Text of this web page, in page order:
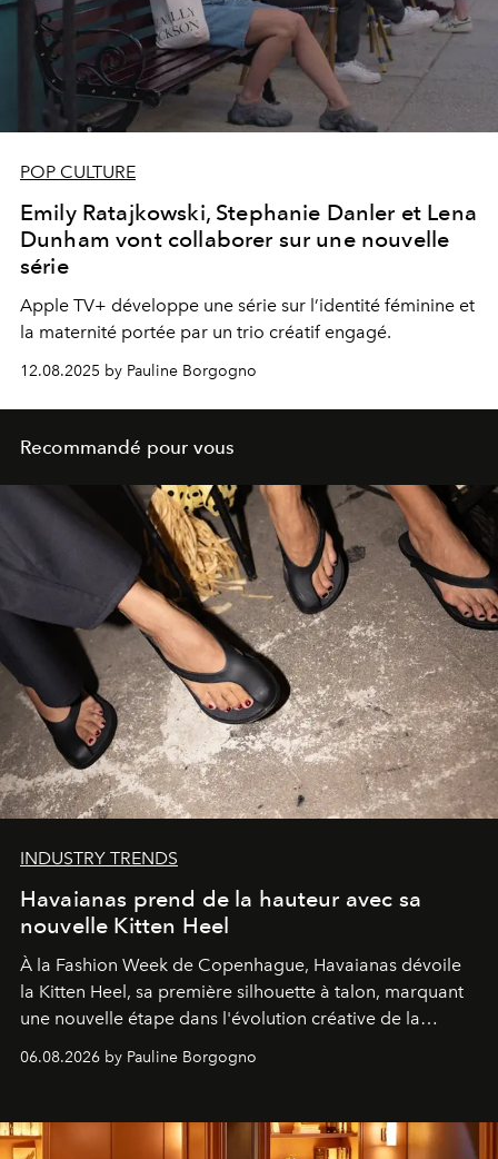
POP CULTURE
Emily Ratajkowski, Stephanie Danler et Lena
Dunham vont collaborer sur une nouvelle
série
Apple TV+ développe une série sur l’identité féminine et
la maternité portée par un trio créatif engagé.
12.08.2025 by Pauline Borgogno
Recommandé pour vous
INDUSTRY TRENDS
Havaianas prend de la hauteur avec sa
nouvelle Kitten Heel
À la Fashion Week de Copenhague, Havaianas dévoile
la Kitten Heel, sa première silhouette à talon, marquant
une nouvelle étape dans l'évolution créative de la
06.08.2026 by Pauline Borgogno